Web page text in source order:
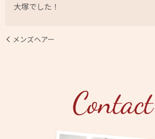
大塚でした！
メンズヘアー